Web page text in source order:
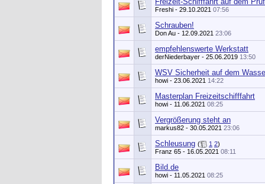
Freshi - 29.10.2021 07:56
Schrauben!
Don Au - 12.09.2021 23:06
empfehlenswerte Werkstatt
derNiederbayer - 25.06.2019 13:50
WSV Sicherheit auf dem
howi - 23.06.2021 14:22
Masterplan Freizeitschifffahrt
howi - 11.06.2021 08:25
Vergrößerung steht an
markus82 - 30.05.2021 23:06
Schleusung ( 1 2)
Franz 65 - 16.05.2021 08:11
Bild.de
howi - 11.05.2021 08:25